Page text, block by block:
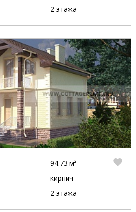
2 этажа
94.73 м²
кирпич
2 этажа